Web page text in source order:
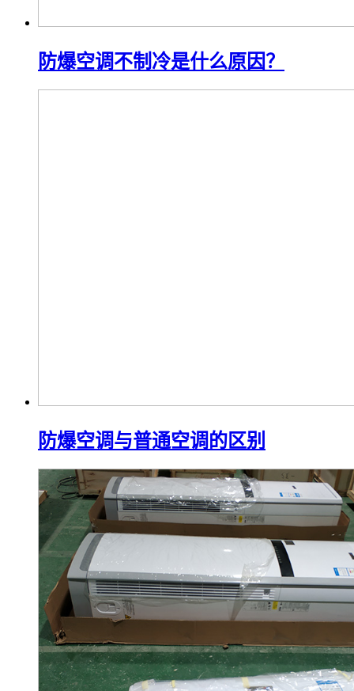
防爆空调不制冷是什么原因？
防爆空调与普通空调的区别